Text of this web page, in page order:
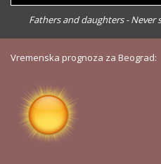
Fathers and daughters - Never
Vremenska prognoza za Beograd: